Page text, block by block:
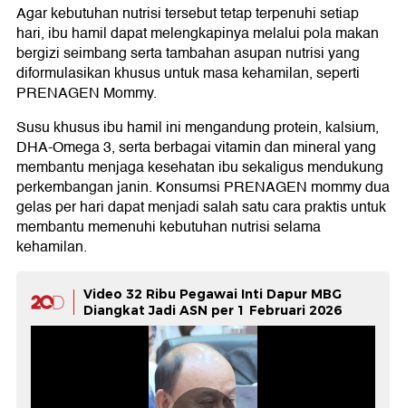
Agar kebutuhan nutrisi tersebut tetap terpenuhi setiap
hari, ibu hamil dapat melengkapinya melalui pola makan
bergizi seimbang serta tambahan asupan nutrisi yang
diformulasikan khusus untuk masa kehamilan, seperti
PRENAGEN Mommy.
Susu khusus ibu hamil ini mengandung protein, kalsium,
DHA-Omega 3, serta berbagai vitamin dan mineral yang
membantu menjaga kesehatan ibu sekaligus mendukung
perkembangan janin. Konsumsi PRENAGEN mommy dua
gelas per hari dapat menjadi salah satu cara praktis untuk
membantu memenuhi kebutuhan nutrisi selama
kehamilan.
Video 32 Ribu Pegawai Inti Dapur MBG
Diangkat Jadi ASN per 1 Februari 2026